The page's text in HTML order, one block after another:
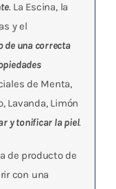
. La Escina, la
y el
de una correcta
de Menta,
Lavanda, Limón
y tonificar la piel.
de producto de
con una